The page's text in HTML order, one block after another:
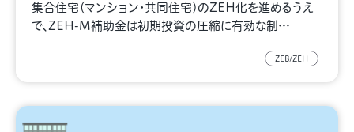
集合住宅（マンション・共同住宅）のZEH化を進めるうえ
で、ZEH-M補助金は初期投資の圧縮に有効な制…
ZEB/ZEH